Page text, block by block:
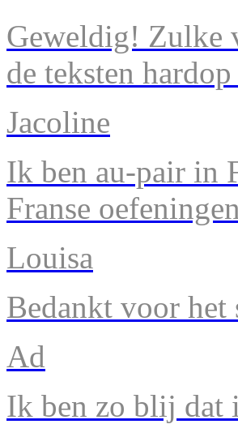
Geweldig! Zulke
de teksten
Jacoline
Ik ben au-pair in
Franse
Louisa
Bedankt voor het
Ad
Ik ben zo blij dat